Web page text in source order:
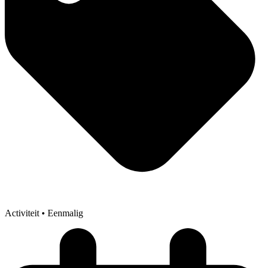
Activiteit• Eenmalig